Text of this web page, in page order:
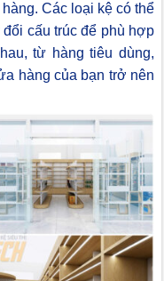
Các loại kệ có thể
cấu trúc để phù hợp
từ hàng tiêu dùng,
hàng của bạn trở nên